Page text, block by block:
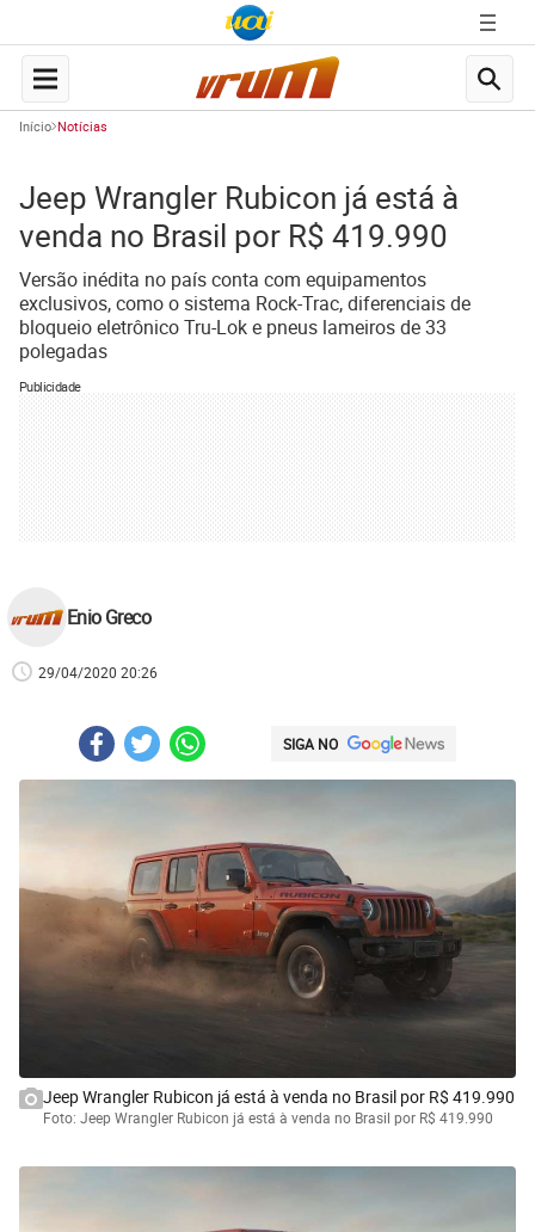
Início Notícias
Jeep Wrangler Rubicon já está à
venda no Brasil por R$ 419.990
Versão inédita no país conta com equipamentos
exclusivos, como o sistema Rock-Trac, diferenciais de
bloqueio eletrônico Tru-Lok e pneus lameiros de 33
polegadas
Publicidade
Enio Greco
29/04/2020 20:26
SIGA NO
Jeep Wrangler Rubicon já está à venda no Brasil por R$ 419.990
Foto: Jeep Wrangler Rubicon já está à venda no Brasil por R$ 419.990